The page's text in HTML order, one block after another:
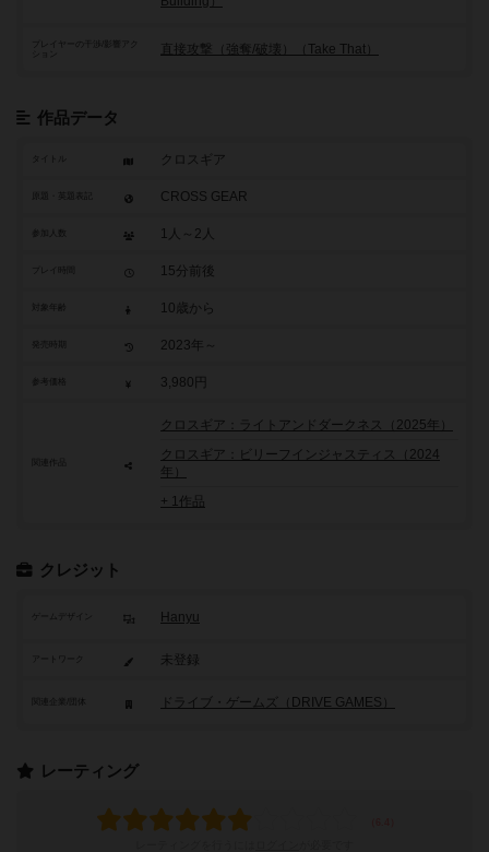
プレイヤーの干渉/影響アク
直接攻撃（強奪/破壊）（Take That）
作品データ
タイトル クロスギア
CROSS GEAR
参加人数 1人～2人
15分前後
10歳から
2023年～
参考価格 3,980円
関連作品
クロスギア：ライトアンドダークネス（2025年）
クロスギア：ビリーフインジャスティス（2024
年）
+ 1作品
クレジット
ゲームデザイン Hanyu
アートワーク 未登録
ドライブ・ゲームズ（DRIVE GAMES）
レーティング